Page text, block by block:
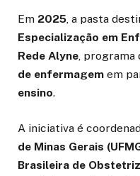
Em 2025, a pasta
Especialização em
Rede Alyne, programa
de enfermagem em
ensino.
A iniciativa é
de Minas Gerais
Brasileira de